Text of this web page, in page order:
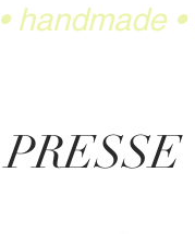
•handmade•
PRESSE